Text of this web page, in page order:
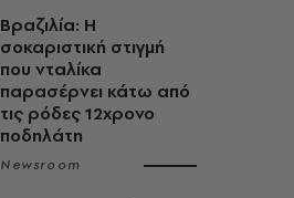
Βραζιλία: Η
σοκαριστική στιγμή
που νταλίκα
παρασέρνει κάτω από
τις ρόδες 12χρονο
ποδηλάτη
Newsroom